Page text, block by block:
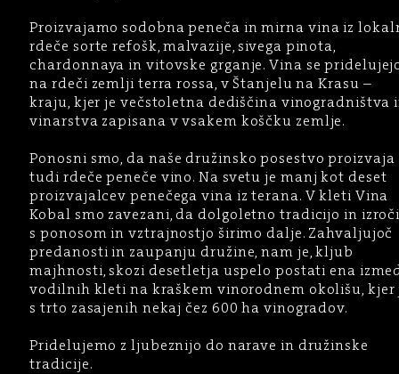
Proizvajamo sodobna peneča in mirna vina iz
rdeče sorte refošk, malvazije, sivega pinota,
chardonnaya in vitovske grganje. Vina se
na rdeči zemlji terra rossa, v Štanjelu na Krasu –
kraju, kjer je večstoletna dediščina vinogradništva
vinarstva zapisana v vsakem koščku zemlje.
Ponosni smo, da naše družinsko posestvo proizvaja
tudi rdeče peneče vino. Na svetu je manj kot deset
proizvajalcev penečega vina iz terana. V kleti Vina
Kobal smo zavezani, da dolgoletno tradicijo in
s ponosom in vztrajnostjo širimo dalje. Zahvaljujoč
predanosti in zaupanju družine, nam je, kljub
majhnosti, skozi desetletja uspelo postati ena
vodilnih kleti na kraškem vinorodnem okolišu, kjer
s trto zasajenih nekaj čez 600 ha vinogradov.
Pridelujemo z ljubeznijo do narave in družinske
tradicije.